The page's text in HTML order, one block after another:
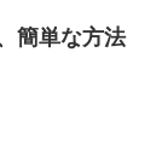
簡単な方法